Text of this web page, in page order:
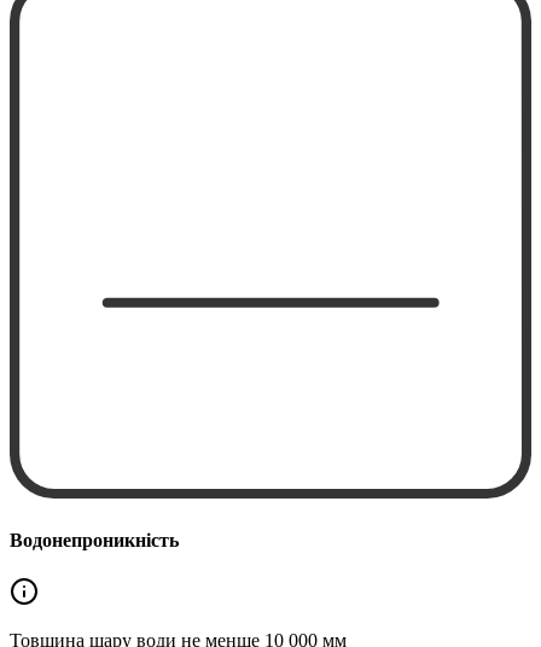
Водонепроникність
Товщина шару води не менше 10 000 мм